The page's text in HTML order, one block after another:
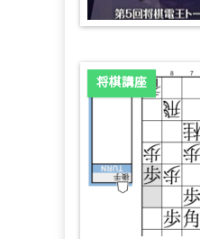
将棋講座